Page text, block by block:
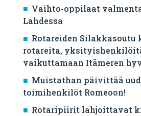
Vaihto-oppilaat
Lahdessa
Rotareiden Silakkasoutu
rotareita,
vaikuttamaan Itämeren
Muistathan päivittää
toimihenkilöt Romeoon!
Rotaripiirit lahjoittavat